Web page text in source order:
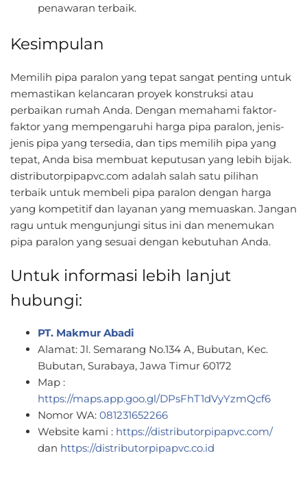
penawaran terbaik.
Kesimpulan
Memilih pipa paralon yang tepat sangat penting untuk
memastikan kelancaran proyek konstruksi atau
perbaikan rumah Anda. Dengan memahami faktor-
faktor yang mempengaruhi harga pipa paralon, jenis-
jenis pipa yang tersedia, dan tips memilih pipa yang
tepat, Anda bisa membuat keputusan yang lebih bijak.
distributorpipapvc.com adalah salah satu pilihan
terbaik untuk membeli pipa paralon dengan harga
yang kompetitif dan layanan yang memuaskan. Jangan
ragu untuk mengunjungi situs ini dan menemukan
pipa paralon yang sesuai dengan kebutuhan Anda.
Untuk informasi lebih lanjut
hubungi:
PT. Makmur Abadi
Alamat: Jl. Semarang No.134 A, Bubutan, Kec.
Bubutan, Surabaya, Jawa Timur 60172
Map :
https://maps.app.goo.gl/DPsFhT1dVyYzmQcf6
Nomor WA: 081231652266
Website kami : https://distributorpipapvc.com/
dan https://distributorpipapvc.co.id